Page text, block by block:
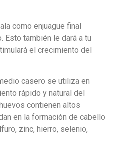
como enjuague final
Esto también le dará a tu
el crecimiento del
casero se utiliza en
rápido y natural del
contienen altos
en la formación de cabello
zinc, hierro, selenio,